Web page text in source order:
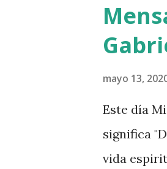
mayo 13,
Este día
significa
vida